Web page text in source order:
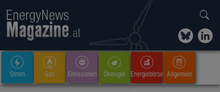
Strom Gas Emissionen Ökologie Energiebörse Allgemein